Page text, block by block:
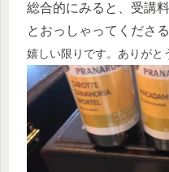
総合的にみると、受講
とおっしゃってくださ
嬉しい限りです。ありがと